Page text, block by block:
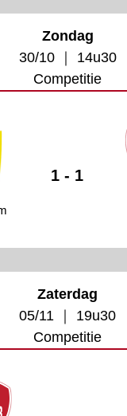
Zondag
30/10 ｜ 14u30
Competitie
1 - 1
Zaterdag
05/11 ｜ 19u30
Competitie